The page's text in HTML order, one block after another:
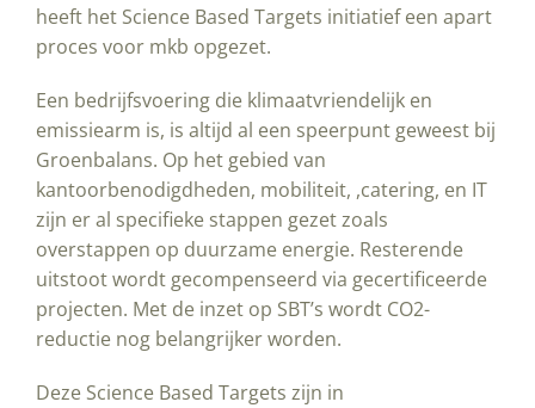
heeft het Science Based Targets initiatief een apart
proces voor mkb opgezet.
Een bedrijfsvoering die klimaatvriendelijk en
emissiearm is, is altijd al een speerpunt geweest bij
Groenbalans. Op het gebied van
kantoorbenodigdheden, mobiliteit, ,catering, en IT
zijn er al specifieke stappen gezet zoals
overstappen op duurzame energie. Resterende
uitstoot wordt gecompenseerd via gecertificeerde
projecten. Met de inzet op SBT’s wordt CO2-
reductie nog belangrijker worden.
Deze Science Based Targets zijn in